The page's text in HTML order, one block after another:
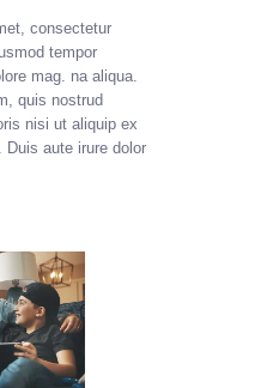
consectetur
tempor
mag. na aliqua.
quis nostrud
nisi ut aliquip ex
Duis aute irure dolor